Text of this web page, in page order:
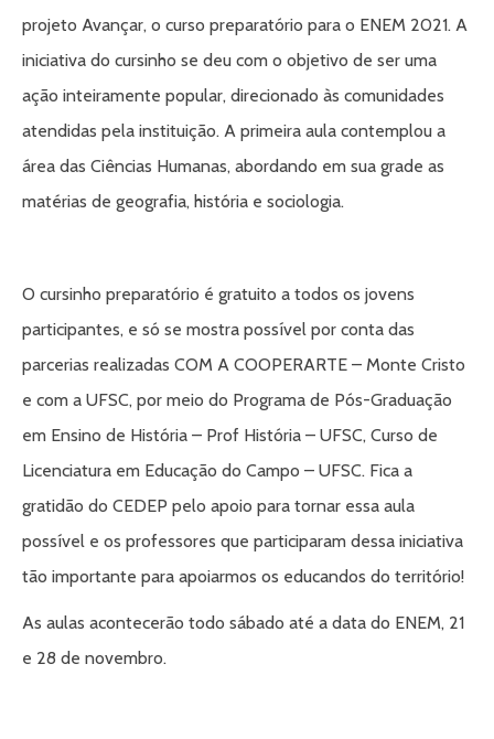
projeto Avançar, o curso preparatório para o ENEM 2021. A
iniciativa do cursinho se deu com o objetivo de ser uma
ação inteiramente popular, direcionado às comunidades
atendidas pela instituição. A primeira aula contemplou a
área das Ciências Humanas, abordando em sua grade as
matérias de geografia, história e sociologia.
O cursinho preparatório é gratuito a todos os jovens
participantes, e só se mostra possível por conta das
parcerias realizadas COM A COOPERARTE – Monte Cristo
e com a UFSC, por meio do Programa de Pós-Graduação
em Ensino de História – Prof História – UFSC, Curso de
Licenciatura em Educação do Campo – UFSC. Fica a
gratidão do CEDEP pelo apoio para tornar essa aula
possível e os professores que participaram dessa iniciativa
tão importante para apoiarmos os educandos do território!
As aulas acontecerão todo sábado até a data do ENEM, 21
e 28 de novembro.